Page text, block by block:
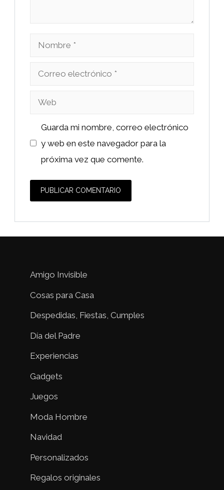
Nombre
Correo
Web
Guarda mi nombre, correo electrónico
y web en este navegador para la
próxima vez que comente.
Amigo Invisible
Cosas para Casa
Despedidas, Fiestas, Cumples
Día del Padre
Experiencias
Gadgets
Juegos
Moda Hombre
Navidad
Personalizados
Regalos originales